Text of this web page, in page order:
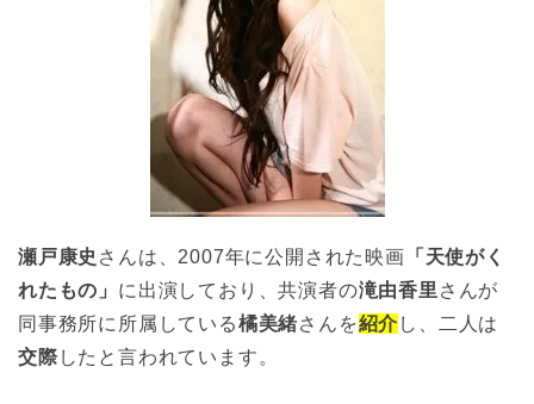
瀬戸康史 さんは、2007年に公開された映画 「天使がく
れたもの」 に出演しており、共演者の滝由香里 さんが
同事務所に所属している橘美緒さんを紹介 し、二人は
交際 したと言われています。